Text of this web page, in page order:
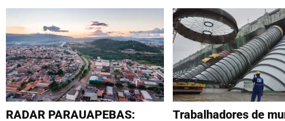
RADAR PARAUAPEBAS: Trabalhadores de